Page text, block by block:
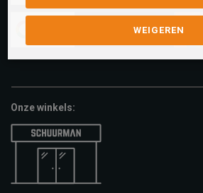
visa mastercard
apple-
pay
Onze winkels:
WEIGEREN